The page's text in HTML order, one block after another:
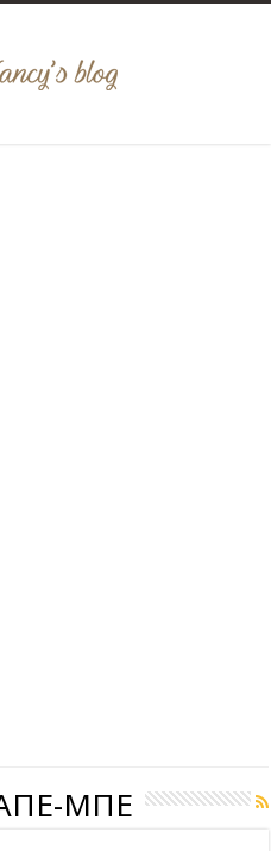
ΜΠΕ